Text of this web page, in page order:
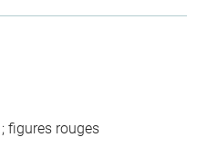
figures rouges